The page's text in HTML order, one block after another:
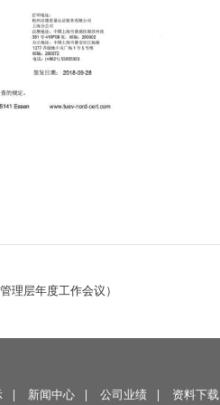
理层年度工作会议）
| 新闻中心 |公司业绩 | 资料下载